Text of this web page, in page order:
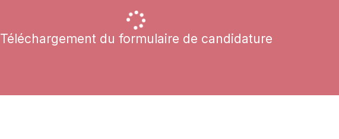
Téléchargement du formulaire de candidature